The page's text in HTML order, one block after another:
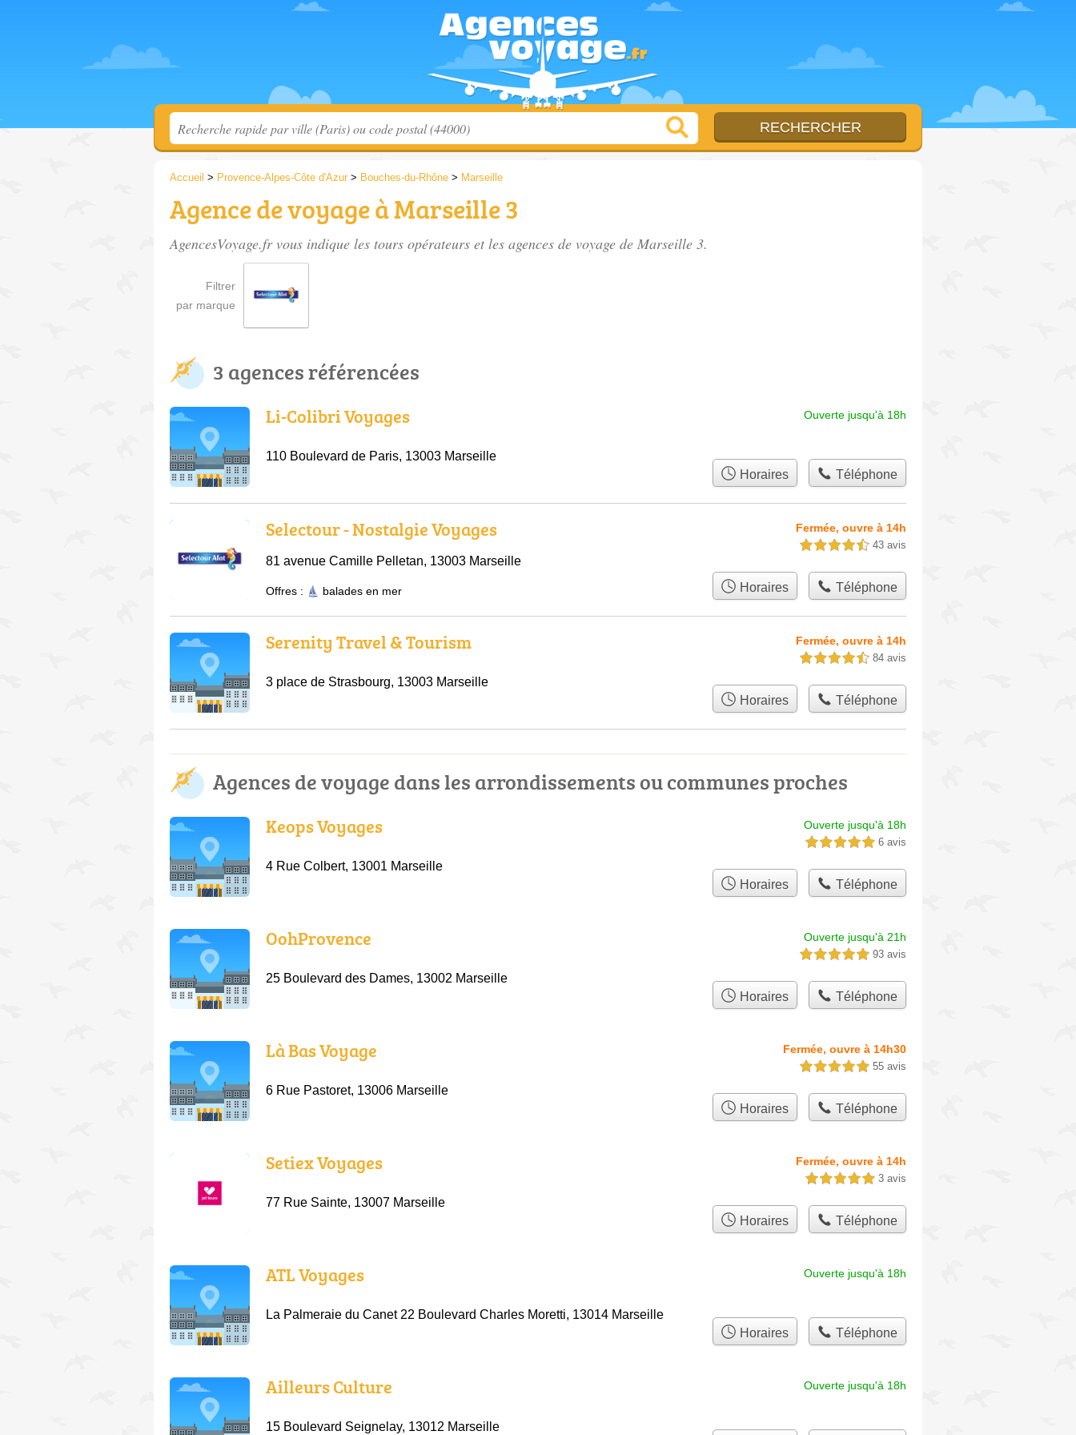
Accueil > Provence-Alpes-Côte d'Azur > Bouches-du-Rhône > Marseille
Agence de voyage à Marseille 3
AgencesVoyage.fr vous indique les tours opérateurs et les agences de voyage de Marseille 3.
Filtrer
par marque
3 agences référencées
Li-Colibri Voyages
110 Boulevard de Paris, 13003 Marseille
Ouverte jusqu'à 18h
Horaires Téléphone
Selectour - Nostalgie Voyages
81 avenue Camille Pelletan, 13003 Marseille
Fermée, ouvre à 14h
4,5 étoiles sur 5 43 avis
Offres : balades en mer Horaires Téléphone
Serenity Travel & Tourism
3 place de Strasbourg, 13003 Marseille
Fermée, ouvre à 14h
4,5 étoiles sur 5 84 avis
Horaires Téléphone
Agences de voyage dans les arrondissements ou communes proches
Keops Voyages
4 Rue Colbert, 13001 Marseille
Ouverte jusqu'à 18h
5,0 étoiles sur 5 6 avis
Horaires Téléphone
OohProvence
25 Boulevard des Dames, 13002 Marseille
Ouverte jusqu'à 21h
5,0 étoiles sur 5 93 avis
Horaires Téléphone
Là Bas Voyage
6 Rue Pastoret, 13006 Marseille
Fermée, ouvre à 14h30
5,0 étoiles sur 5 55 avis
Horaires Téléphone
Setiex Voyages
77 Rue Sainte, 13007 Marseille
Fermée, ouvre à 14h
5,0 étoiles sur 5 3 avis
Horaires Téléphone
ATL Voyages
La Palmeraie du Canet 22 Boulevard Charles Moretti, 13014 Marseille
Ouverte jusqu'à 18h
Horaires Téléphone
Ailleurs Culture
15 Boulevard Seignelay, 13012 Marseille
Ouverte jusqu'à 18h